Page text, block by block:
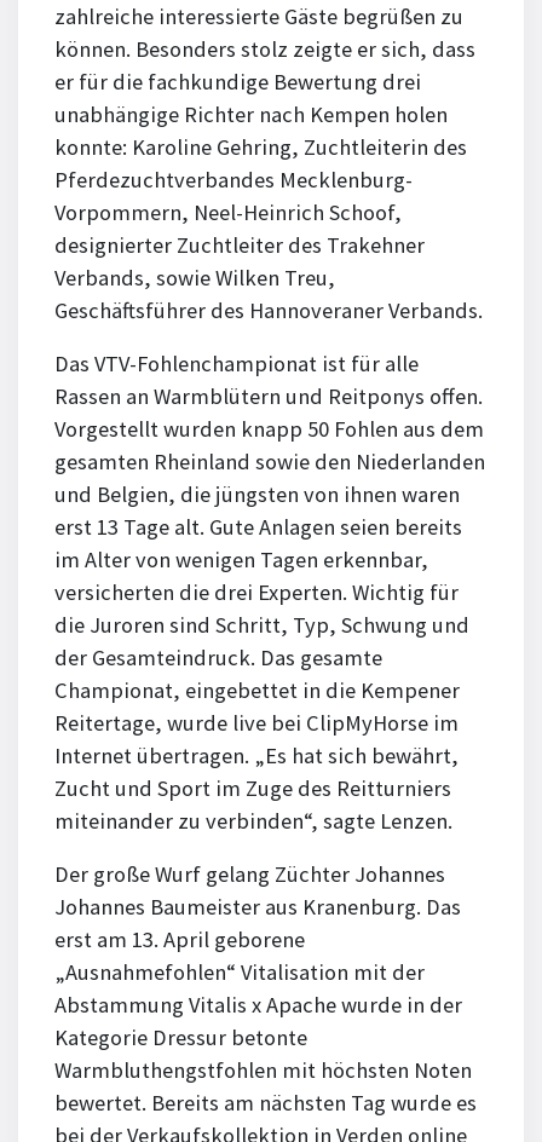
zahlreiche interessierte Gäste begrüßen zu
können. Besonders stolz zeigte er sich, dass
er für die fachkundige Bewertung drei
unabhängige Richter nach Kempen holen
konnte: Karoline Gehring, Zuchtleiterin des
Pferdezuchtverbandes Mecklenburg-
Vorpommern, Neel-Heinrich Schoof,
designierter Zuchtleiter des Trakehner
Verbands, sowie Wilken Treu,
Geschäftsführer des Hannoveraner Verbands.
Das VTV-Fohlenchampionat ist für alle
Rassen an Warmblütern und Reitponys offen.
Vorgestellt wurden knapp 50 Fohlen aus dem
gesamten Rheinland sowie den Niederlanden
und Belgien, die jüngsten von ihnen waren
erst 13 Tage alt. Gute Anlagen seien bereits
im Alter von wenigen Tagen erkennbar,
versicherten die drei Experten. Wichtig für
die Juroren sind Schritt, Typ, Schwung und
der Gesamteindruck. Das gesamte
Championat, eingebettet in die Kempener
Reitertage, wurde live bei ClipMyHorse im
Internet übertragen. „Es hat sich bewährt,
Zucht und Sport im Zuge des Reitturniers
miteinander zu verbinden“, sagte Lenzen.
Der große Wurf gelang Züchter Johannes
Johannes Baumeister aus Kranenburg. Das
erst am 13. April geborene
„Ausnahmefohlen“ Vitalisation mit der
Abstammung Vitalis x Apache wurde in der
Kategorie Dressur betonte
Warmbluthengstfohlen mit höchsten Noten
bewertet. Bereits am nächsten Tag wurde es
bei der Verkaufskollektion in Verden online